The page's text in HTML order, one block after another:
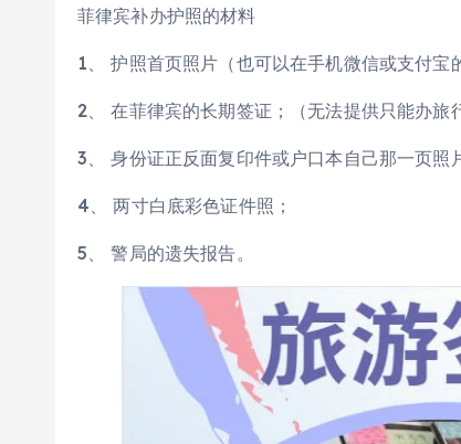
菲律宾补办护照的材料
1、 护照首页照片（也可以在手机微信或支付宝
2、 在菲律宾的长期签证；（无法提供只能办旅
3、 身份证正反面复印件或户口本自己那一页照
4、 两寸白底彩色证件照；
5、 警局的遗失报告。